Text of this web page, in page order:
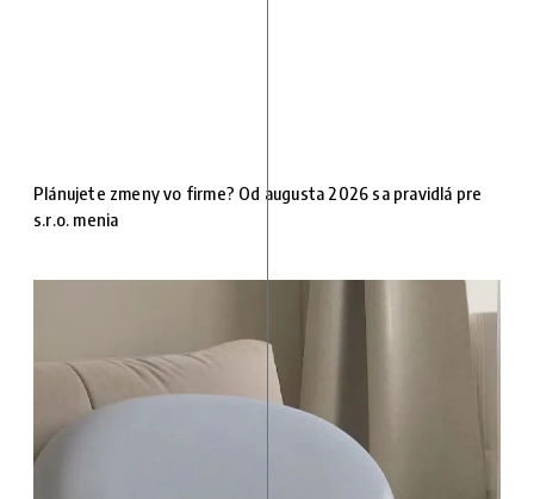
Plánujete zmeny vo firme? Od augusta 2026 sa pravidlá pre
s.r.o. menia